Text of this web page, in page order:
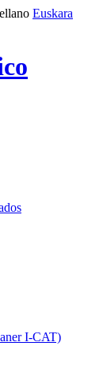
Euskara
I-CAT)